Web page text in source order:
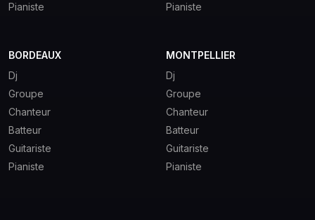
Pianiste
Pianiste
BORDEAUX
Dj
Groupe
Chanteur
Batteur
Guitariste
Pianiste
MONTPELLIER
Dj
Groupe
Chanteur
Batteur
Guitariste
Pianiste